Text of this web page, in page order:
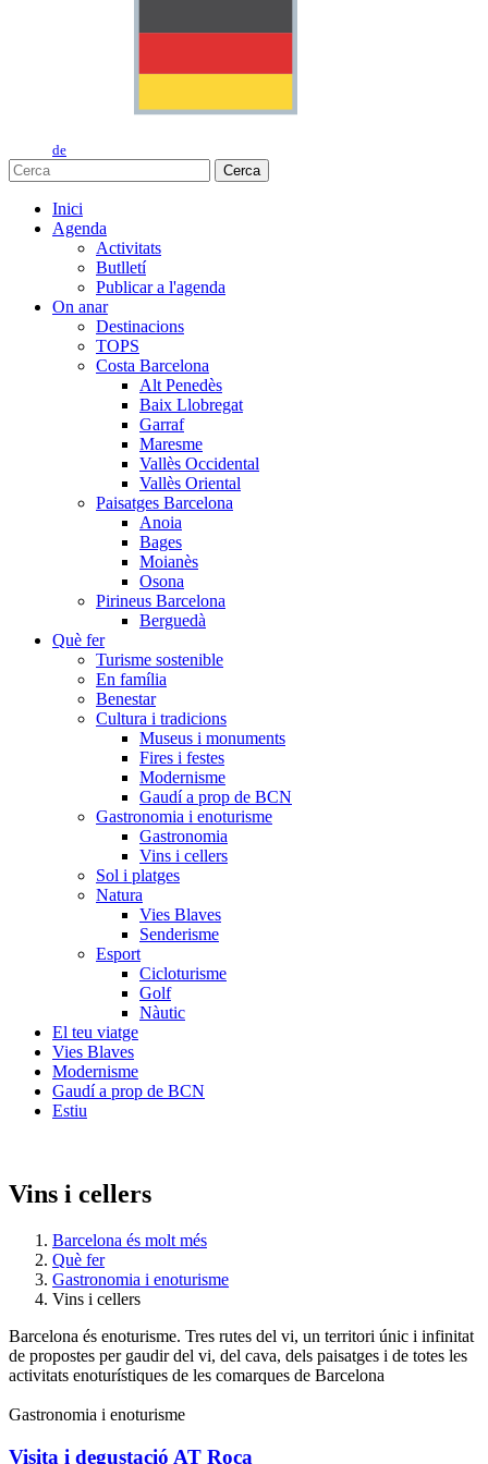
de
Cerca
Inici
Agenda
Activitats
Butlletí
Publicar a l'agenda
On anar
Destinacions
TOPS
Costa Barcelona
Alt Penedès
Baix Llobregat
Garraf
Maresme
Vallès Occidental
Vallès Oriental
Paisatges Barcelona
Anoia
Bages
Moianès
Osona
Pirineus Barcelona
Berguedà
Què fer
Turisme sostenible
En família
Benestar
Cultura i tradicions
Museus i monuments
Fires i festes
Modernisme
Gaudí a prop de BCN
Gastronomia i enoturisme
Gastronomia
Vins i cellers
Sol i platges
Natura
Vies Blaves
Senderisme
Esport
Cicloturisme
Golf
Nàutic
El teu viatge
Vies Blaves
Modernisme
Gaudí a prop de BCN
Estiu
Vins i cellers
Barcelona és molt més
Què fer
Gastronomia i enoturisme
Vins i cellers
Barcelona és enoturisme. Tres rutes del vi, un territori únic i infinitat
de propostes per gaudir del vi, del cava, dels paisatges i de totes les
activitats enoturístiques de les comarques de Barcelona
Gastronomia i enoturisme
Visita i degustació AT Roca